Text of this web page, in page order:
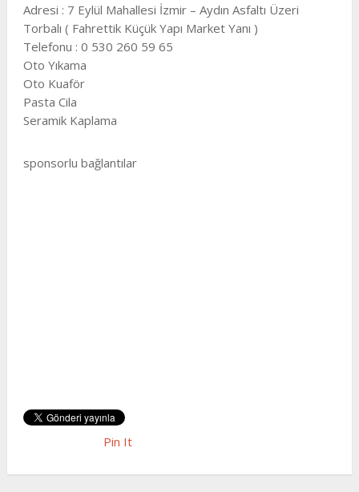
Adresi : 7 Eylül Mahallesi İzmir – Aydın Asfaltı Üzeri
Torbalı ( Fahrettik Küçük Yapı Market Yanı )
Telefonu : 0 530 260 59 65
Oto Yıkama
Oto Kuaför
Pasta Cila
Seramik Kaplama
sponsorlu bağlantılar
Pin It